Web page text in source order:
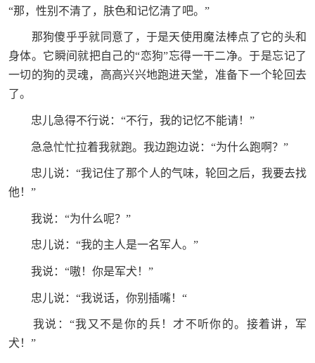
“那，性别不清了，肤色和记忆清了吧。”
那狗傻乎乎就同意了，于是天使用魔法棒点了它的头和
身体。它瞬间就把自己的“恋狗”忘得一干二净。于是忘记了
一切的狗的灵魂，高高兴兴地跑进天堂，准备下一个轮回去
了。
忠儿急得不行说：“不行，我的记忆不能请！”
急急忙忙拉着我就跑。我边跑边说：“为什么跑啊？”
忠儿说：“我记住了那个人的气味，轮回之后，我要去找
他！”
我说：“为什么呢？”
忠儿说：“我的主人是一名军人。”
我说：“嗷！你是军犬！”
忠儿说：“我说话，你别插嘴！“
我说：“我又不是你的兵！才不听你的。接着讲，军
犬！”